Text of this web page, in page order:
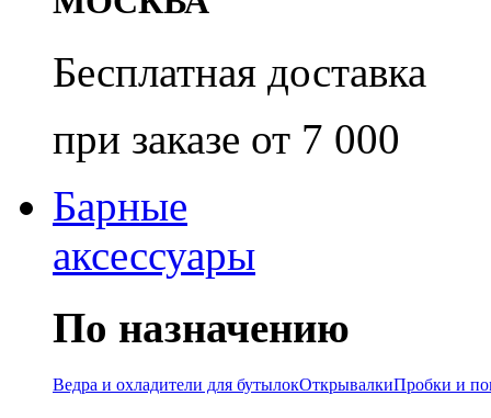
Бесплатная доставка
при заказе от 7 000
Барные
аксессуары
По назначению
Ведра и охладители для бутылокОткрывалкиПробки и